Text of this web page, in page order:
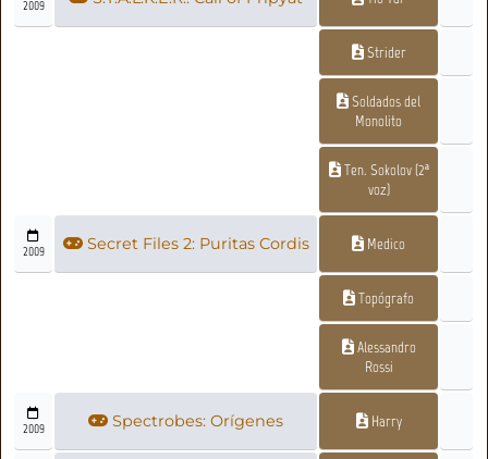
2009
Strider
Soldados del
Monolito
Ten. Sokolov (2ª
voz)
2009 Secret Files 2: Puritas Cordis Medico
Topógrafo
Alessandro
Rossi
2009 Spectrobes: Orígenes Harry